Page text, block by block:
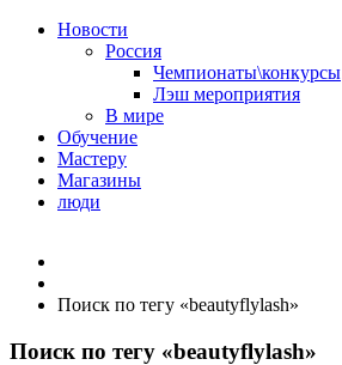
Новости
Россия
Чемпионаты\конкурсы
Лэш мероприятия
В мире
Обучение
Мастеру
Магазины
люди
Поиск по тегу «beautyflylash»
Поиск по тегу «beautyflylash»